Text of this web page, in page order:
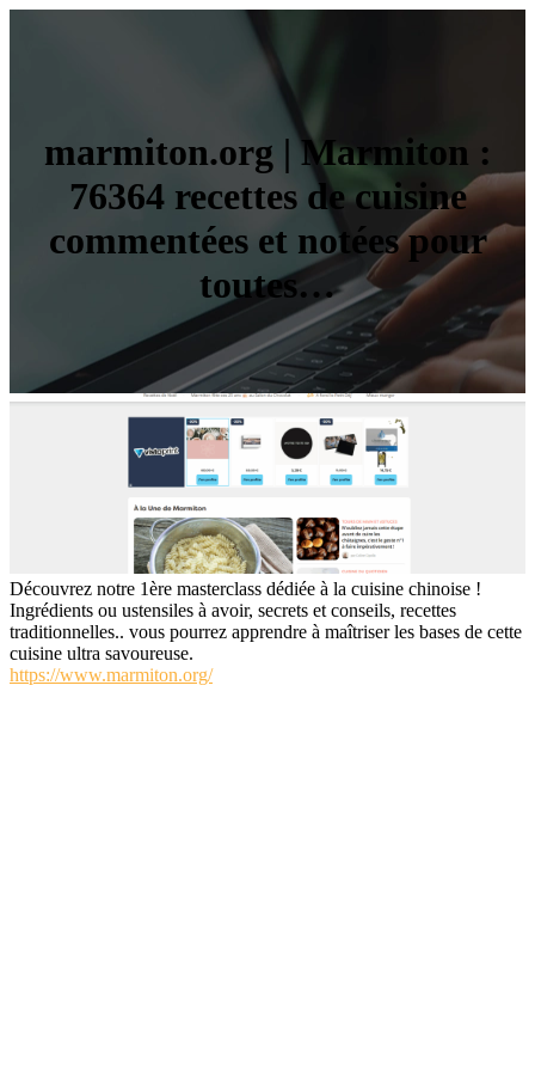
marmiton.org | Marmiton :
76364 recettes de cuisine
commentées et notées pour
toutes…
Découvrez notre 1ère masterclass dédiée à la cuisine chinoise !
Ingrédients ou ustensiles à avoir, secrets et conseils, recettes
traditionnelles.. vous pourrez apprendre à maîtriser les bases de cette
cuisine ultra savoureuse.
https://www.marmiton.org/